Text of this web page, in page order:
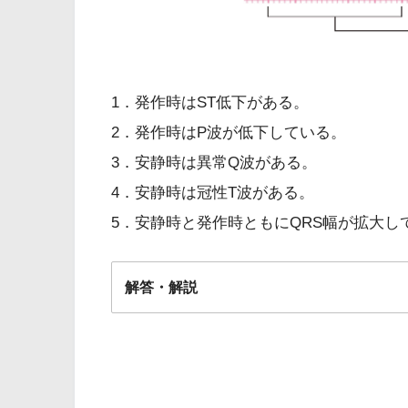
1．発作時はST低下がある。
2．発作時はP波が低下している。
3．安静時は異常Q波がある。
4．安静時は冠性T波がある。
5．安静時と発作時ともにQRS幅が拡大し
解答・解説